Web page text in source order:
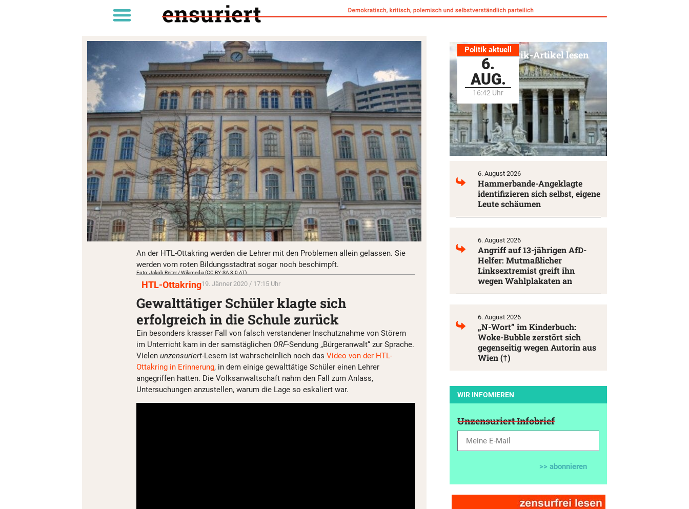
An der HTL-Ottakring werden die Lehrer mit den Problemen allein gelassen. Sie
werden vom roten Bildungsstadtrat sogar noch beschimpft.
Foto: Jakob Reiter / Wikimedia (CC BY-SA 3.0 AT)
HTL-Ottakring19. Jänner 2020 / 17:15 Uhr
Gewalttätiger Schüler klagte sich
erfolgreich in die Schule zurück
Ein besonders krasser Fall von falsch verstandener Inschutznahme von Störern
im Unterricht kam in der samstäglichen ORF-Sendung „Bürgeranwalt“ zur Sprache.
Vielen unzensuriert-Lesern ist wahrscheinlich noch das Video von der HTL-
Ottakring in Erinnerung, in dem einige gewalttätige Schüler einen Lehrer
angegriffen hatten. Die Volksanwaltschaft nahm den Fall zum Anlass,
Untersuchungen anzustellen, warum die Lage so eskaliert war.
Politik aktuell
6.
AUG.
16:42 Uhr
Alle Politik-Artikel lesen
6. August 2026
Hammerbande-Angeklagte
identifizieren sich selbst, eigene
Leute schäumen
6. August 2026
Angriff auf 13-jährigen AfD-
Helfer: Mutmaßlicher
Linksextremist greift ihn
wegen Wahlplakaten an
6. August 2026
„N-Wort” im Kinderbuch:
Woke-Bubble zerstört sich
gegenseitig wegen Autorin aus
Wien (†)
WIR INFOMIEREN
Unzensuriert Infobrief
>> abonnieren